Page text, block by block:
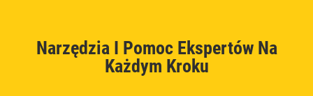
Narzędzia I Pomoc Ekspertów Na
Każdym Kroku